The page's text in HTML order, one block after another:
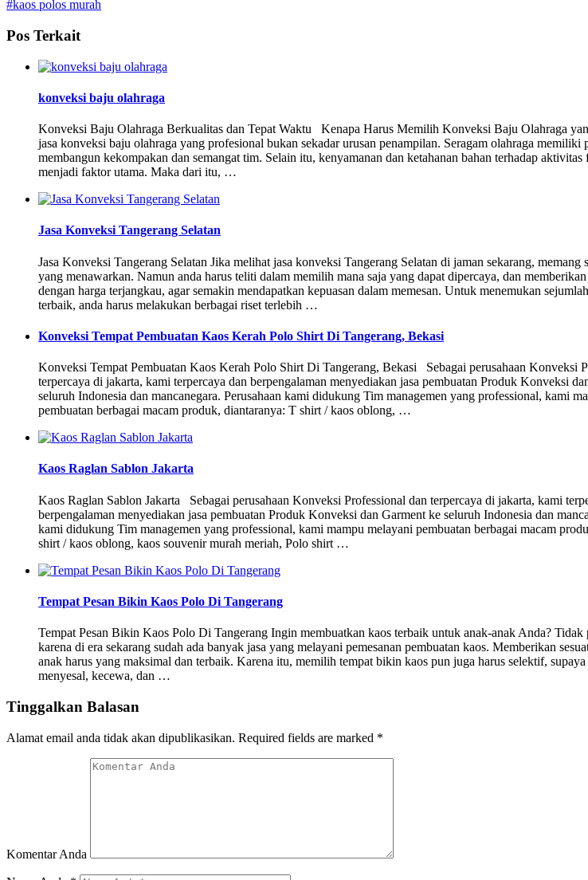
#kaos polos murah
Pos Terkait
konveksi baju olahraga
Konveksi Baju Olahraga Berkualitas dan Tepat Waktu Kenapa Harus Memilih Konveksi Baju Olahraga
jasa konveksi baju olahraga yang profesional bukan sekadar urusan penampilan. Seragam olahraga memiliki
membangun kekompakan dan semangat tim. Selain itu, kenyamanan dan ketahanan bahan terhadap
menjadi faktor utama. Maka dari itu, …
Jasa Konveksi Tangerang Selatan
Jasa Konveksi Tangerang Selatan Jika melihat jasa konveksi Tangerang Selatan di jaman sekarang, memang
yang menawarkan. Namun anda harus teliti dalam memilih mana saja yang dapat dipercaya, dan
dengan harga terjangkau, agar semakin mendapatkan kepuasan dalam memesan. Untuk menemukan
terbaik, anda harus melakukan berbagai riset terlebih …
Konveksi Tempat Pembuatan Kaos Kerah Polo Shirt Di Tangerang, Bekasi
Konveksi Tempat Pembuatan Kaos Kerah Polo Shirt Di Tangerang, Bekasi Sebagai perusahaan Konveksi
terpercaya di jakarta, kami terpercaya dan berpengalaman menyediakan jasa pembuatan Produk Konveksi
seluruh Indonesia dan mancanegara. Perusahaan kami didukung Tim managemen yang professional, kami
pembuatan berbagai macam produk, diantaranya: T shirt / kaos oblong, …
Kaos Raglan Sablon Jakarta
Kaos Raglan Sablon Jakarta Sebagai perusahaan Konveksi Professional dan terpercaya di jakarta, kami
berpengalaman menyediakan jasa pembuatan Produk Konveksi dan Garment ke seluruh Indonesia dan
kami didukung Tim managemen yang professional, kami mampu melayani pembuatan berbagai macam
shirt / kaos oblong, kaos souvenir murah meriah, Polo shirt …
Tempat Pesan Bikin Kaos Polo Di Tangerang
Tempat Pesan Bikin Kaos Polo Di Tangerang Ingin membuatkan kaos terbaik untuk anak-anak Anda? Tidak
karena di era sekarang sudah ada banyak jasa yang melayani pemesanan pembuatan kaos. Memberikan
anak harus yang maksimal dan terbaik. Karena itu, memilih tempat bikin kaos pun juga harus selektif,
menyesal, kecewa, dan …
Tinggalkan Balasan
Alamat email anda tidak akan dipublikasikan. Required fields are marked *
Komentar Anda